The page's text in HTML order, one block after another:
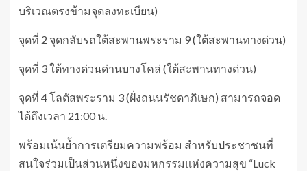
บริเวณตรงข้ามจุดลงทะเบียน)
จุดที่ 2 จุดกลับรถใต้สะพานพระราม 9 (ใต้สะพานทางด่วน)
จุดที่ 3 ใต้ทางด่วนด่านบางโคล่ (ใต้สะพานทางด่วน)
จุดที่ 4 โลตัสพระราม 3 (ฝั่งถนนรัชดาภิเษก) สามารถจอด
ได้ถึงเวลา 21:00 น.
พร้อมเน้นย้ำการเตรียมความพร้อม สำหรับประชาชนที่
สนใจร่วมเป็นส่วนหนึ่งของมหกรรมแห่งความสุข “Luck